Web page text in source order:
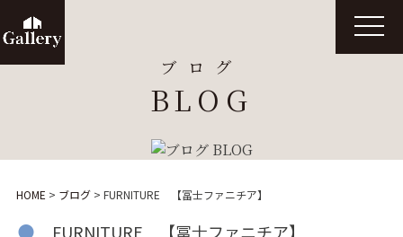
ブログ
BLOG
t
o
g
HOME > ブログ> FURNITURE 【冨士ファニチア】
FURNITURE 【冨士ファニチア】